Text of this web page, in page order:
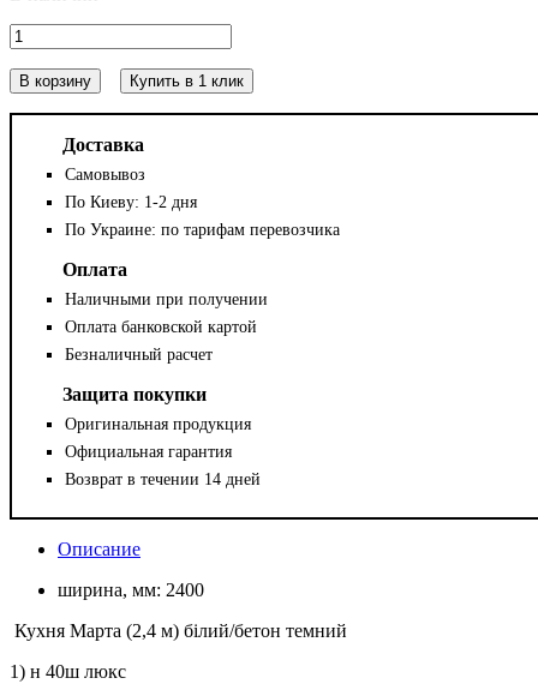
В корзину Купить в 1 клик
Доставка
Самовывоз
По Киеву: 1-2 дня
По Украине: по тарифам перевозчика
Оплата
Наличными при получении
Оплата банковской картой
Безналичный расчет
Защита покупки
Оригинальная продукция
Официальная гарантия
Возврат в течении 14 дней
Описание
ширина, мм: 2400
Кухня Марта (2,4 м) білий/бетон темний
1) н 40ш люкс